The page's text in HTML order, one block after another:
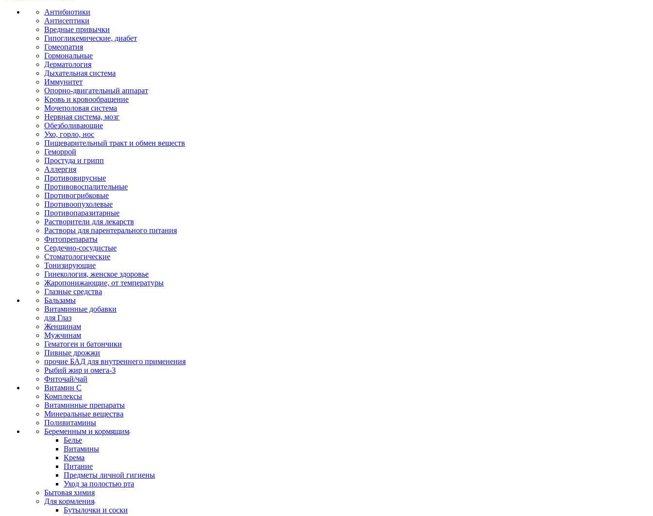
Антибиотики
Антисептики
Вредные привычки
Гипогликемические, диабет
Гомеопатия
Гормональные
Дерматология
Дыхательная система
Иммунитет
Опорно-двигательный аппарат
Кровь и кровообращение
Мочеполовая система
Нервная система, мозг
Обезболивающие
Ухо, горло, нос
Пищеварительный тракт и обмен веществ
Геморрой
Простуда и грипп
Аллергия
Противовирусные
Противовоспалительные
Противогрибковые
Противоопухолевые
Противопаразитарные
Растворители для лекарств
Растворы для парентерального питания
Фитопрепараты
Сердечно-сосудистые
Стоматологические
Тонизирующие
Гинекология, женское здоровье
Жаропонижающие, от температуры
Глазные средства
Бальзамы
Витаминные добавки
для Глаз
Женщинам
Мужчинам
Гематоген и батончики
Пивные дрожжи
прочие БАД для внутреннего применения
Рыбий жир и омега-3
Фиточай/чай
Витамин С
Комплексы
Витаминные препараты
Минеральные вещества
Поливитамины
Беременным и кормящим
Белье
Витамины
Крема
Питание
Предметы личной гигиены
Уход за полостью рта
Бытовая химия
Для кормления
Бутылочки и соски